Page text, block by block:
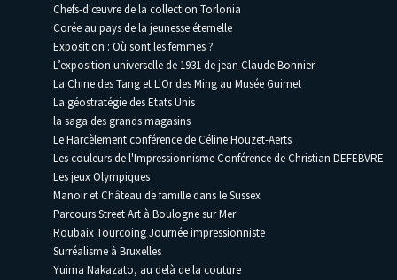
Chefs-d'œuvre de la collection Torlonia
Corée au pays de la jeunesse éternelle
Exposition : Où sont les femmes ?
L’exposition universelle de 1931 de jean Claude Bonnier
La Chine des Tang et L'Or des Ming au Musée Guimet
La géostratégie des Etats Unis
la saga des grands magasins
Le Harcèlement conférence de Céline Houzet-Aerts
Les couleurs de l'Impressionnisme Conférence de Christian DEFEBVRE
Les jeux Olympiques
Manoir et Château de famille dans le Sussex
Parcours Street Art à Boulogne sur Mer
Roubaix Tourcoing Journée impressionniste
Surréalisme à Bruxelles
Yuima Nakazato, au delà de la couture